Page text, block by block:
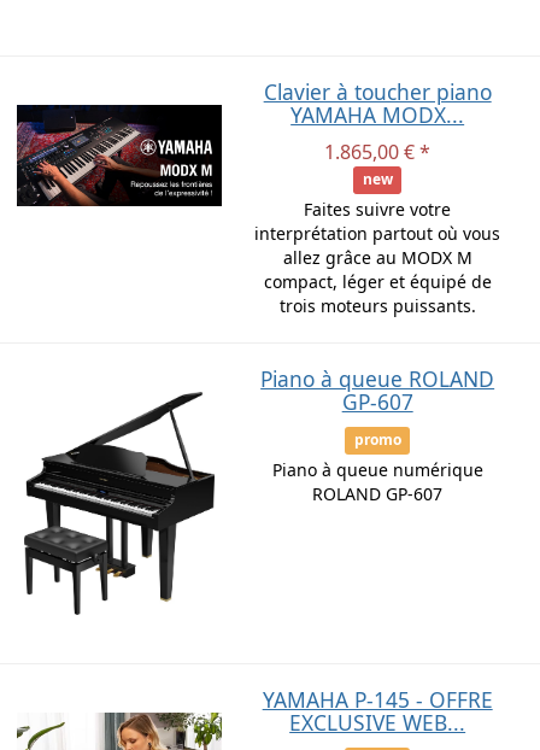
Clavier à toucher piano
YAMAHA MODX...
1.865,00 € *
new
Faites suivre votre
interprétation partout où vous
allez grâce au MODX M
compact, léger et équipé de
trois moteurs puissants.
Piano à queue ROLAND
GP-607
promo
Piano à queue numérique
ROLAND GP-607
YAMAHA P-145 - OFFRE
EXCLUSIVE WEB...